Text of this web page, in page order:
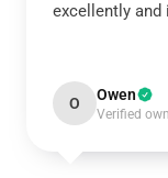
excellently and
O Owen
Verified